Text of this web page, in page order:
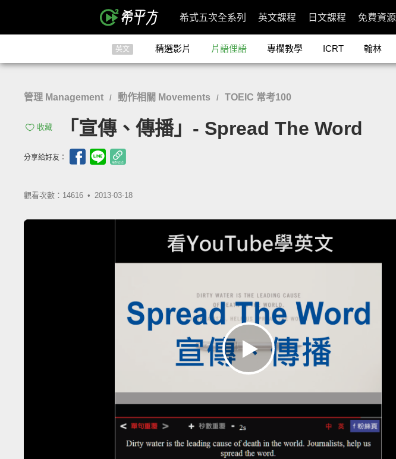
希式五次全系列 英文課程 日文課程 免費資源
英文 精選影片 片語俚語 專欄教學 ICRT 翰林
管理 Management / 動作相關 Movements / TOEIC 常考100
收藏 「宣傳、傳播」- Spread The Word
分享給好友：
觀看次數：14616 • 2013-03-18